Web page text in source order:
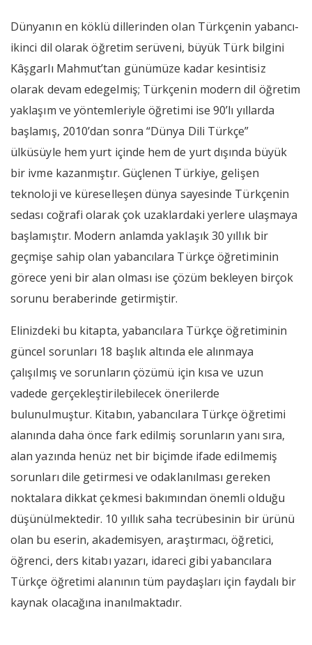
Dünyanın en köklü dillerinden olan Türkçenin yabancı-
ikinci dil olarak öğretim serüveni, büyük Türk bilgini
Kâşgarlı Mahmut’tan günümüze kadar kesintisiz
olarak devam edegelmiş; Türkçenin modern dil öğretim
yaklaşım ve yöntemleriyle öğretimi ise 90’lı yıllarda
başlamış, 2010’dan sonra “Dünya Dili Türkçe”
ülküsüyle hem yurt içinde hem de yurt dışında büyük
bir ivme kazanmıştır. Güçlenen Türkiye, gelişen
teknoloji ve küreselleşen dünya sayesinde Türkçenin
sedası coğrafi olarak çok uzaklardaki yerlere ulaşmaya
başlamıştır. Modern anlamda yaklaşık 30 yıllık bir
geçmişe sahip olan yabancılara Türkçe öğretiminin
görece yeni bir alan olması ise çözüm bekleyen birçok
sorunu beraberinde getirmiştir.
Elinizdeki bu kitapta, yabancılara Türkçe öğretiminin
güncel sorunları 18 başlık altında ele alınmaya
çalışılmış ve sorunların çözümü için kısa ve uzun
vadede gerçekleştirilebilecek önerilerde
bulunulmuştur. Kitabın, yabancılara Türkçe öğretimi
alanında daha önce fark edilmiş sorunların yanı sıra,
alan yazında henüz net bir biçimde ifade edilmemiş
sorunları dile getirmesi ve odaklanılması gereken
noktalara dikkat çekmesi bakımından önemli olduğu
düşünülmektedir. 10 yıllık saha tecrübesinin bir ürünü
olan bu eserin, akademisyen, araştırmacı, öğretici,
öğrenci, ders kitabı yazarı, idareci gibi yabancılara
Türkçe öğretimi alanının tüm paydaşları için faydalı bir
kaynak olacağına inanılmaktadır.